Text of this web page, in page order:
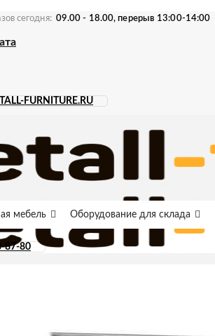
сегодня: 09.00 - 18.00, перерыв 13:00-14:00
FURNITURE.RU
мебель Оборудование для склада
87-80